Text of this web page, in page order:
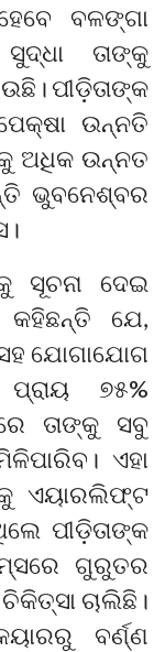
ବଳଙ୍ଗା
ତାଙ୍କୁ
ପୀଡ଼ିତାଙ୍କ
ଉନ୍ନତି
ଅଧିକ ଉନ୍ନତ
ଭୁବନେଶ୍ବର
ସୂଚନା ଦେଇ
କହିଛନ୍ତି ଯେ,
ଯୋଗାଯୋଗ
୭୫%
ତାଙ୍କୁ ସବୁ
ଏହା
ଏୟାରଲିଫ୍ଟ
ପୀଡ଼ିତାଙ୍କ
ଗୁରୁତର
ଚାଲିଛି।
ବର୍ଣ୍ଣ